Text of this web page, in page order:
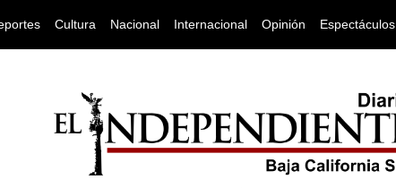
Cultura Nacional Internacional Opinión Espectáculos